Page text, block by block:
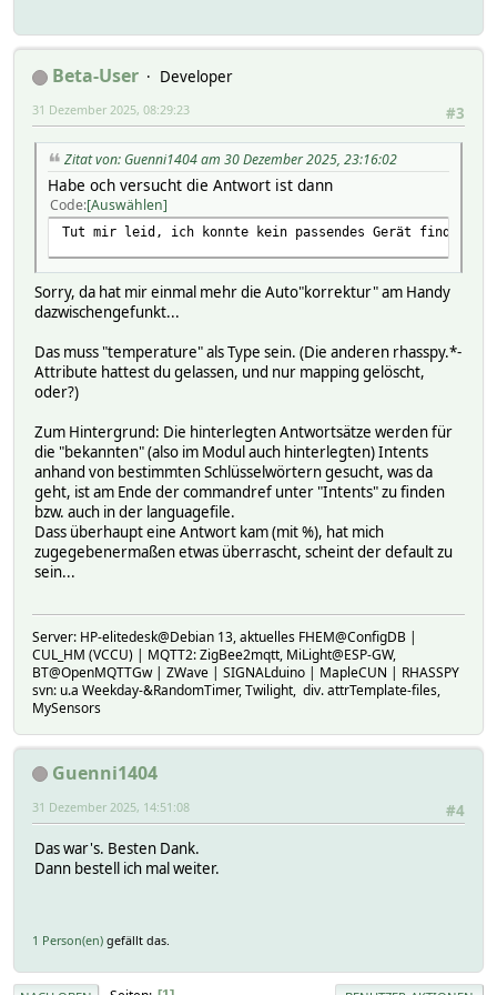
setstate Thermometer_TX29_06 2025-12-28 16:59:11
Grund:\
Differenz Aussen zu Innentemperater\
setstate Thermometer_TX29_06 2025-12-28 16:59:11
Beta-User
Developer
#3
31 Dezember 2025, 08:29:23
Zitat von: Guenni1404 am 30 Dezember 2025, 23:16:02
Habe och versucht die Antwort ist dann
Code Auswählen
Tut mir leid, ich konnte kein passendes Gerät finden
Sorry, da hat mir einmal mehr die Auto"korrektur" am Handy
dazwischengefunkt...
Das muss "temperature" als Type sein. (Die anderen rhasspy.*-
Attribute hattest du gelassen, und nur mapping gelöscht,
oder?)
Zum Hintergrund: Die hinterlegten Antwortsätze werden für
die "bekannten" (also im Modul auch hinterlegten) Intents
anhand von bestimmten Schlüsselwörtern gesucht, was da
geht, ist am Ende der commandref unter "Intents" zu finden
bzw. auch in der languagefile.
Dass überhaupt eine Antwort kam (mit %), hat mich
zugegebenermaßen etwas überrascht, scheint der default zu
sein...
Server: HP-elitedesk@Debian 13, aktuelles FHEM@ConfigDB |
CUL_HM (VCCU) | MQTT2: ZigBee2mqtt, MiLight@ESP-GW,
BT@OpenMQTTGw | ZWave | SIGNALduino | MapleCUN | RHASSPY
svn: u.a Weekday-&RandomTimer, Twilight, div. attrTemplate-files,
MySensors
Guenni1404
#4
31 Dezember 2025, 14:51:08
Das war's. Besten Dank.
Dann bestell ich mal weiter.
1 Person(en) gefällt das.